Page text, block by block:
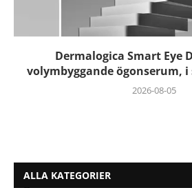
Dermalogica Smart Eye
volymbyggande ögonserum,
2026-08-05
ALLA KATEGORIER